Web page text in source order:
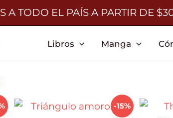
A TODO EL PAÍS A PARTIR DE
Libros Manga
-15%